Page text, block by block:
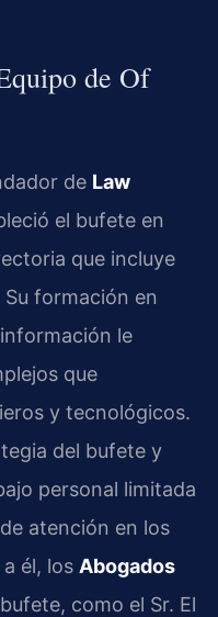
de Of
de Law
el bufete en
que incluye
formación en
le
que
y tecnológicos.
del bufete y
personal limitada
atención en los
él, los Abogados
como el Sr. El